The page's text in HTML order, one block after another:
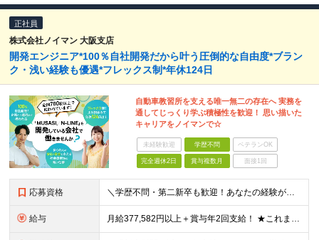
正社員
株式会社ノイマン 大阪支店
開発エンジニア*100％自社開発だから叶う圧倒的な自由度*ブラン
ク・浅い経験も優遇*フレックス制*年休124日
自動車教習所を支える唯一無二の存在へ 実務を
通してじっくり学ぶ積極性を歓迎！ 思い描いた
キャリアをノイマンで☆
未経験歓迎 学歴不問 ベテランOK
完全週休2日 賞与複数月 面接1回
応募資格 ＼学歴不問・第二新卒も歓迎！あなたの経験が活きる場所／ 今回の募集では、プログラム開発の【実務経験】をお持ちの方を対象としています。教習所の業務知識や自社開発の一気通貫プロセスは＜完全未経験＞からで
給与 月給377,582円以上＋賞与年2回支給！ ★これまで培ったスキルを活かし、納得のいく高待遇でお迎えします！ ■内訳 ◎月給：377,582円〜 └固定残業代以外の給与：326,000円〜 └固定残